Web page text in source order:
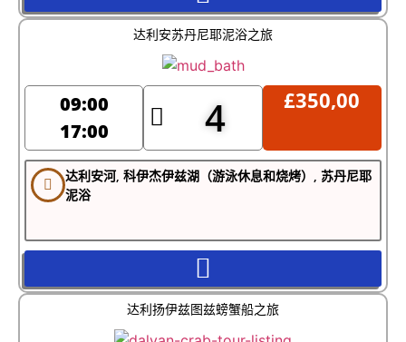
泳衣、毛巾和涉水鞋
防晒霜（建议珊瑚友好型）、帽子和太阳镜
可重复使用水瓶
相机或智能手机（建议防水套）
现金（土耳其里拉或英镑）用于小费或额外消费
是否适合家庭及无障碍通行？
是！适合所有年龄段。但需注意：
因登船及卡乌诺斯地形，轮椅无法完全通行
为所有乘客提供救生衣
即时确认
出发前24–48小时免费取消（请查看条款）
含英语船员及导游
常见问题（FAQ）
达利安苏丹尼耶泥浴之旅
09:00
17:00
4 £350,00
达利安河, 科伊杰伊兹湖（游泳休息和烧烤）, 苏丹尼耶
泥浴
达利扬伊兹图兹螃蟹船之旅